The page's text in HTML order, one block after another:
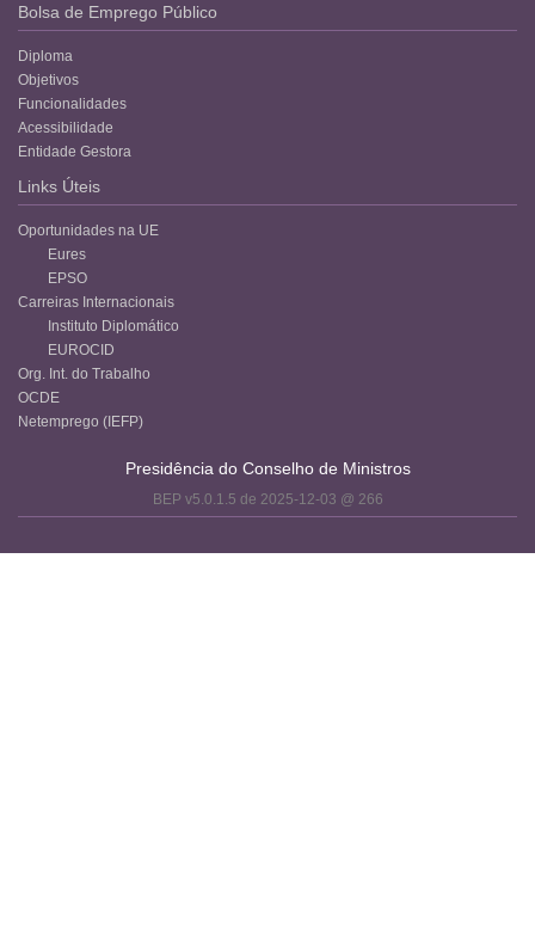
Bolsa de Emprego Público
Diploma
Objetivos
Funcionalidades
Acessibilidade
Entidade Gestora
Links Úteis
Oportunidades na UE
Eures
EPSO
Carreiras Internacionais
Instituto Diplomático
EUROCID
Org. Int. do Trabalho
OCDE
Netemprego (IEFP)
Presidência do Conselho de Ministros
BEP v5.0.1.5 de 2025-12-03 @ 266